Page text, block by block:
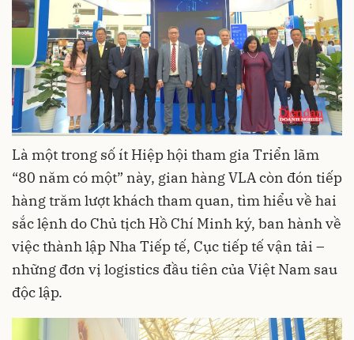
Là một trong số ít Hiệp hội tham gia Triển lãm
“80 năm có một” này, gian hàng VLA còn đón tiếp
hàng trăm lượt khách tham quan, tìm hiểu về hai
sắc lệnh do Chủ tịch Hồ Chí Minh ký, ban hành về
việc thành lập Nha Tiếp tế, Cục tiếp tế vận tải –
những đơn vị logistics đầu tiên của Việt Nam sau
độc lập.